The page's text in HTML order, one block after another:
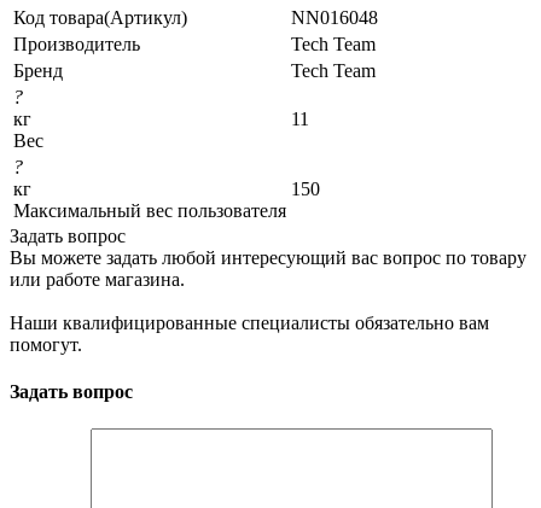
Код товара(Артикул)
NN016048
Производитель
Tech Team
Бренд
Tech Team
?
кг
Вес
11
?
кг
Максимальный вес пользователя
150
Задать вопрос
Вы можете задать любой интересующий вас вопрос по товару
или работе магазина.
Наши квалифицированные специалисты обязательно вам
помогут.
Задать вопрос